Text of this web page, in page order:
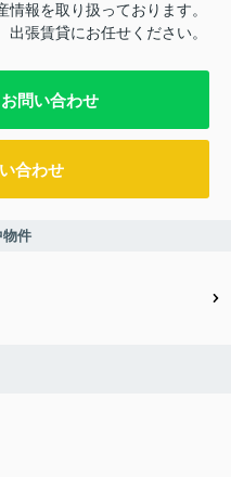
報を取り扱っております。
張賃貸にお任せください。
問い合わせ
合わせ
物件